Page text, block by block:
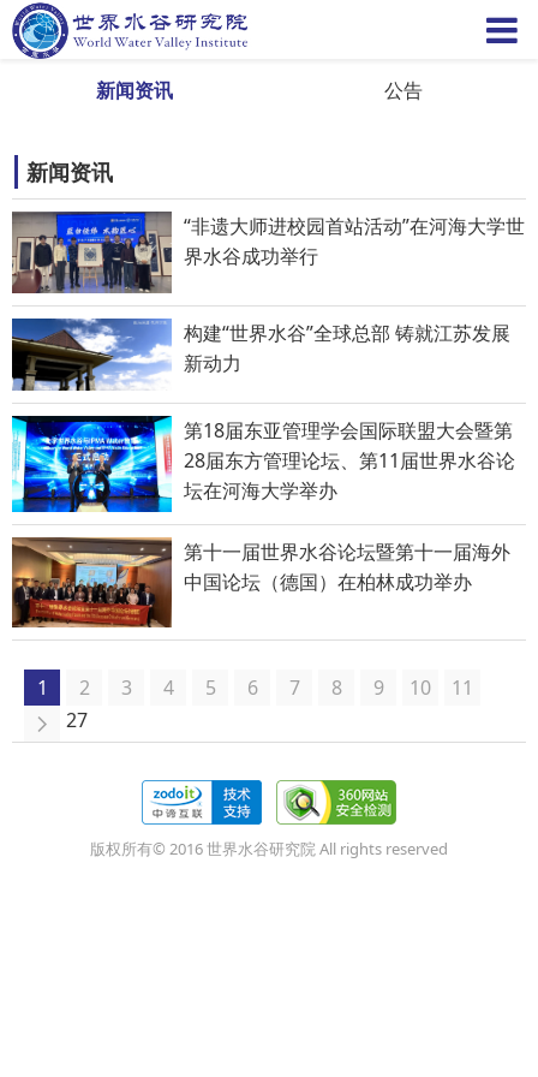
新闻资讯 公告
新闻资讯
“非遗大师进校园首站活动”在河海大学世
界水谷成功举行
构建“世界水谷”全球总部 铸就江苏发展
新动力
第18届东亚管理学会国际联盟大会暨第
28届东方管理论坛、第11届世界水谷论
坛在河海大学举办
第十一届世界水谷论坛暨第十一届海外
中国论坛（德国）在柏林成功举办
1 2 3 4 5 6 7 8 9 10
11
27
版权所有© 2016 世界水谷研究院 All rights reserved